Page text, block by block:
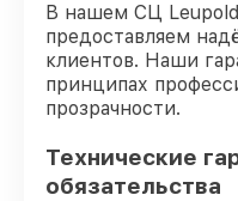
В нашем СЦ
предоставляем
клиентов. Наши
принципах
прозрачности.
Технические
обязательства